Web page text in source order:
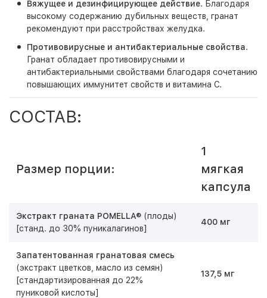
Вяжущее и дезинфицирующее действие. Благодаря
высокому содержанию дубильных веществ, гранат
рекомендуют при расстройствах желудка.
Противовирусные и антибактериальные свойства.
Гранат обладает противовирусными и
антибактериальными свойствами благодаря сочетанию
повышающих иммунитет свойств и витамина С.
СОСТАВ:
Размер порции:
1
мягкая
капсула
Экстракт граната POMELLA® (плоды)
[станд. до 30% пуникалагинов]
400 мг
Запатентованная гранатовая смесь
(экстракт цветков, масло из семян)
[стандартизированная до 22%
пуниковой кислоты]
137,5 мг